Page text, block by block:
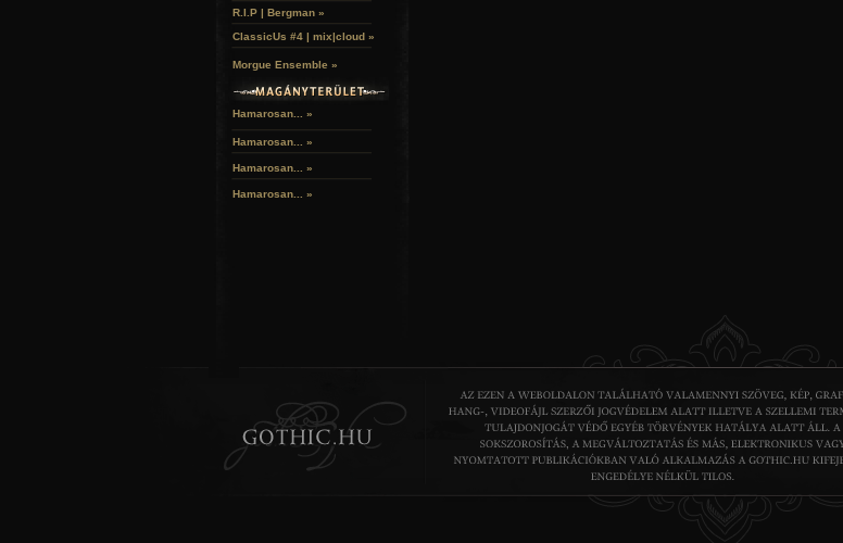
R.I.P | Bergman »
ClassicUs #4 | mix|cloud »
Morgue Ensemble »
Hamarosan... »
Hamarosan... »
Hamarosan... »
Hamarosan... »